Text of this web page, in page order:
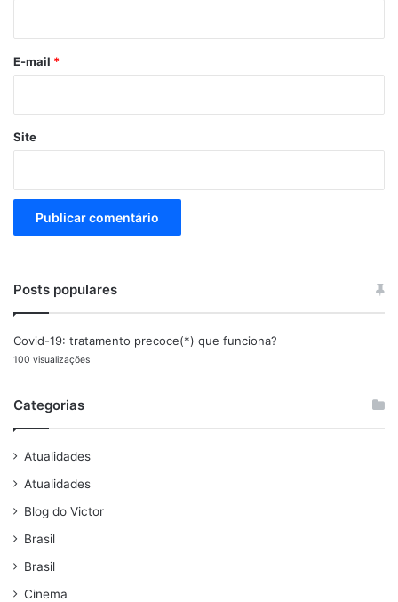
E-mail *
Site
Posts populares
Covid-19: tratamento precoce(*) que funciona?
100 visualizações
Categorias
Atualidades
Atualidades
Blog do Victor
Brasil
Brasil
Cinema